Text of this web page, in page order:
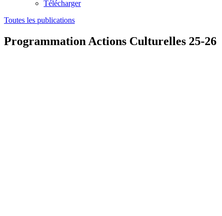
Télécharger
Toutes les publications
Programmation Actions Culturelles 25-26